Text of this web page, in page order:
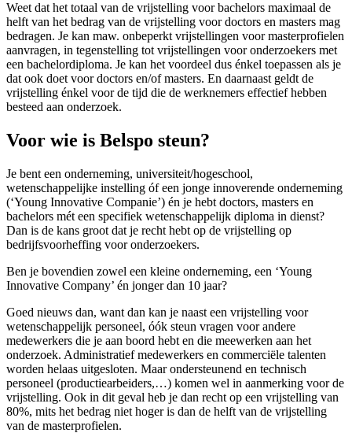
Weet dat het totaal van de vrijstelling voor bachelors maximaal de
helft van het bedrag van de vrijstelling voor doctors en masters mag
bedragen. Je kan maw. onbeperkt vrijstellingen voor masterprofielen
aanvragen, in tegenstelling tot vrijstellingen voor onderzoekers met
een bachelordiploma. Je kan het voordeel dus énkel toepassen als je
dat ook doet voor doctors en/of masters. En daarnaast geldt de
vrijstelling énkel voor de tijd die de werknemers effectief hebben
besteed aan onderzoek.
Voor wie is Belspo steun?
Je bent een onderneming, universiteit/hogeschool,
wetenschappelijke instelling óf een jonge innoverende onderneming
(‘Young Innovative Companie’) én je hebt doctors, masters en
bachelors mét een specifiek wetenschappelijk diploma in dienst?
Dan is de kans groot dat je recht hebt op de vrijstelling op
bedrijfsvoorheffing voor onderzoekers.
Ben je bovendien zowel een kleine onderneming, een ‘Young
Innovative Company’ én jonger dan 10 jaar?
Goed nieuws dan, want dan kan je naast een vrijstelling voor
wetenschappelijk personeel, óók steun vragen voor andere
medewerkers die je aan boord hebt en die meewerken aan het
onderzoek. Administratief medewerkers en commerciële talenten
worden helaas uitgesloten. Maar ondersteunend en technisch
personeel (productiearbeiders,…) komen wel in aanmerking voor de
vrijstelling. Ook in dit geval heb je dan recht op een vrijstelling van
80%, mits het bedrag niet hoger is dan de helft van de vrijstelling
van de masterprofielen.